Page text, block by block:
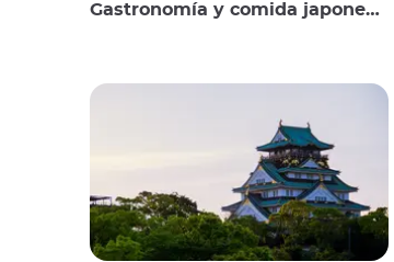
Gastronomía y comida japonesas